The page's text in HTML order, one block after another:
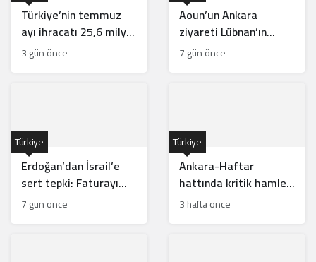
Türkiye’nin temmuz
ayı ihracatı 25,6 milyar
dolarla rekor kırdı
3 gün önce
Aoun’un Ankara
ziyareti Lübnan’ın
güneyinde Türk
gücünün önünü açar
7 gün önce
Erdoğan’dan İsrail’e
sert tepki: Faturayı
tüm bölge ödüyor
Türkiye
7 gün önce
Ankara-Haftar
hattında kritik hamle:
Mısır için risk mi?
Türkiye
3 hafta önce